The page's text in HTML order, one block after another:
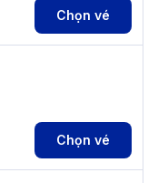
Chọn vé
Chọn vé